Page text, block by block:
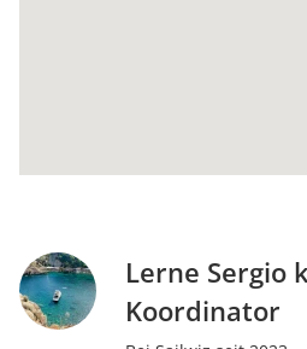
Lerne Sergio
Koordinator